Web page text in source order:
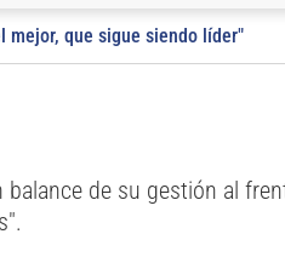
mejor, que sigue siendo líder"
de su gestión al